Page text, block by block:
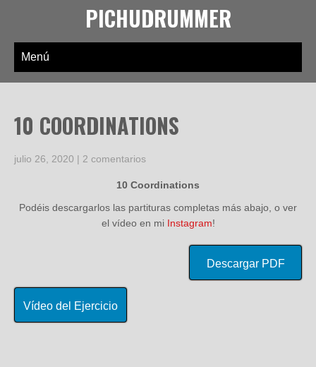
PICHUDRUMMER
Menú
10 COORDINATIONS
julio 26, 2020 | 2 comentarios
10 Coordinations
Podéis descargarlos las partituras completas más abajo, o ver
el vídeo en mi Instagram!
Descargar PDF
Vídeo del Ejercicio